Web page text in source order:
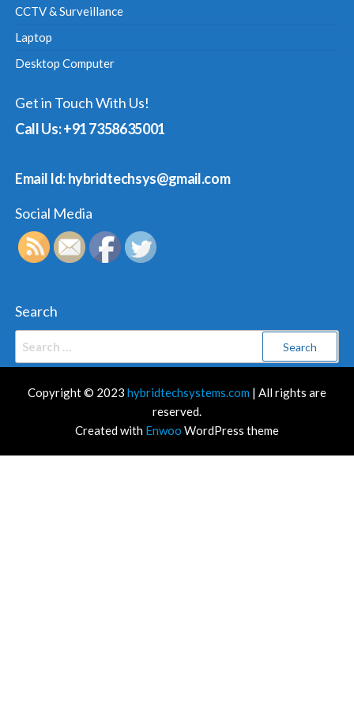
CCTV & Surveillance
Laptop
Desktop Computer
Get in Touch With Us!
Call Us: +91 7358635001
Email Id: hybridtechsys@gmail.com
Social Media
Search
Copyright © 2023 hybridtechsystems.com | All rights are
reserved.
Created with Enwoo WordPress theme